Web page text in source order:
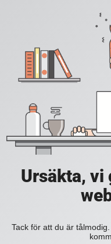
Ursäkta, vi
Tack för att du är